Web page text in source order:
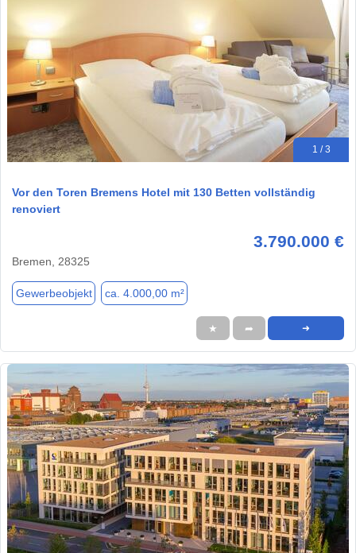
1 / 3
Vor den Toren Bremens Hotel mit 130 Betten vollständig
renoviert
3.790.000 €
Bremen, 28325
Gewerbeobjekt ca. 4.000,00 m²
★ ➦ ➜